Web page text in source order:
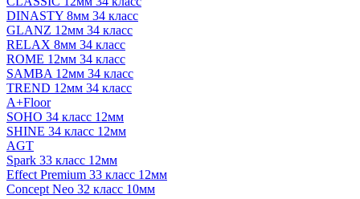
DINASTY 8мм 34 класс
GLANZ 12мм 34 класс
RELAX 8мм 34 класс
ROME 12мм 34 класс
SAMBA 12мм 34 класс
TREND 12мм 34 класс
A+Floor
SOHO 34 класс 12мм
SHINE 34 класс 12мм
AGT
Spark 33 класс 12мм
Effect Premium 33 класс 12мм
Concept Neo 32 класс 10мм